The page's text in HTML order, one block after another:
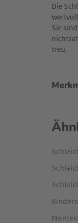
Die
Sie
treu.